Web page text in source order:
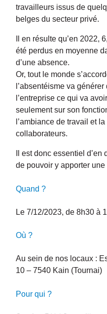
travailleurs issus de
belges du secteur privé.
Il en résulte qu’en 2022,
été perdus en moyenne
d’une absence.
Or, tout le monde
l’absentéisme va
l’entreprise ce qui va
seulement sur son
l’ambiance de travail et
collaborateurs.
Il est donc essentiel
de pouvoir y apporter
Quand ?
Le 7/12/2023, de 8h30 à
Où ?
Au sein de nos locaux :
10 – 7540 Kain (Tournai)
Pour qui ?